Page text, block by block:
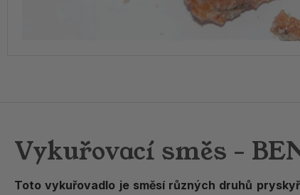
Vykuřovací směs -
Toto vykuřovadlo je směsí různých druhů